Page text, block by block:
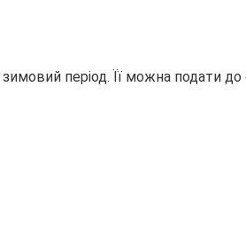
період. Її можна подати